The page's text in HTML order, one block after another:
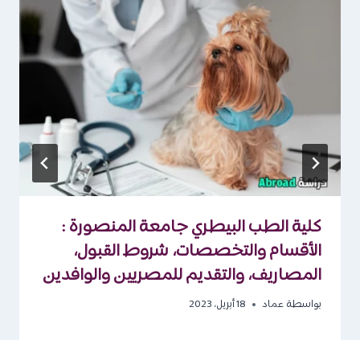
كلية الطب البيطري جامعة المنصورة :
الأقسام والتخصصات، شروط القبول،
المصاريف، والتقديم للمصريين والوافدين
بواسطة عماد 18 أبريل، 2023